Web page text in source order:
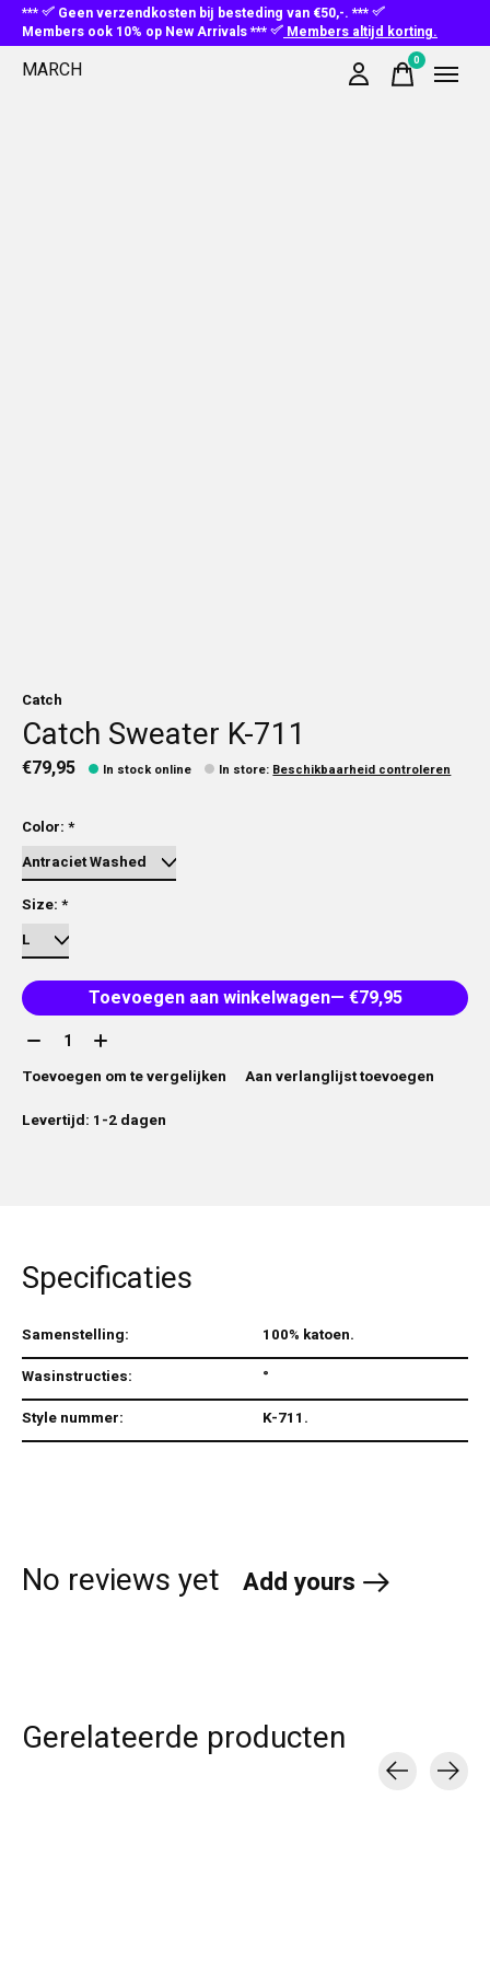
***
Geen verzendkosten bij besteding van €50,-. ***
Members ook 10% op New Arrivals ***
Members altijd korting.
MARCH 0items
Catch
Catch Sweater K-711
€79,95 In stock online In store: Beschikbaarheid controleren
Color: *
Size: *
Toevoegen aan winkelwagen
— €79,95
Aantal:
Toevoegen om te vergelijken
Aan verlanglijst toevoegen
Levertijd: 1-2 dagen
Specificaties
Samenstelling:
100% katoen.
Wasinstructies:
°
Style nummer:
K-711.
No reviews yet Add yours
Gerelateerde producten